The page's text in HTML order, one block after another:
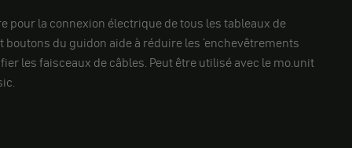
pour la connexion électrique de tous les tableaux de
boutons du guidon aide à réduire les 'enchevêtrements
les faisceaux de câbles. Peut être utilisé avec le mo.unit